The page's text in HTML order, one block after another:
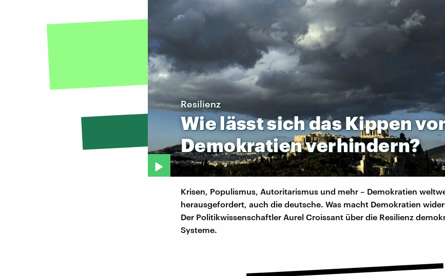
Resilienz
WielässtsichdasKippen
Demokratienverhindern?
Krisen, Populismus, Autoritarismus und mehr – Demokratien
herausgefordert, auch die deutsche. Was macht Demokratien
Der Politikwissenschaftler Aurel Croissant über die Resilienz
Systeme.